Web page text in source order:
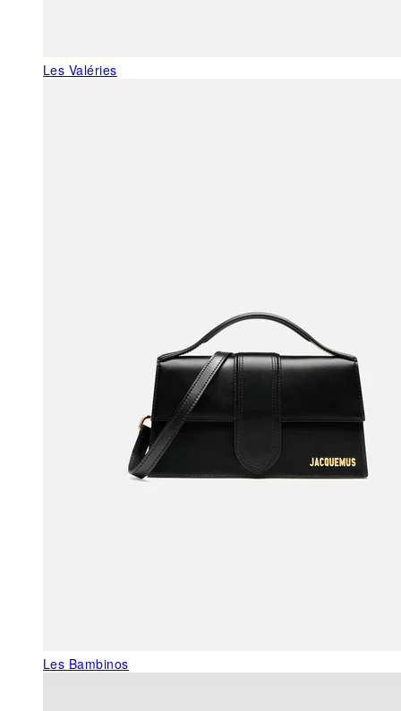
Les Valéries
Les Bambinos